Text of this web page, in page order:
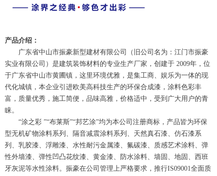
产品介绍：
广东省中山市振豪新型建材有限公司（旧公司名为：江门市振豪
实业有限公司）是建筑装饰材料的专业生产厂家，创建于 2009年，位
于广东省中山市黄圃镇，这里环境优雅，是集工商、娱乐为一体的现
代化城镇，本企业引进欧美高科技生产的环保合成漆，涂料色彩丰
富，质量优秀，施工简便，品味高雅，价格适中，受到广大用户的青
睐。
“涂之彩 ”“布莱斯”“邦艺涂”均为本公司注册商标，产品皆为环保
型无机矿物涂料系列、隔音减震涂料系列、天然真石漆、仿石漆系
列、乳胶漆、浮雕漆、水性耐污金属漆、氟碳漆、质感艺术涂料、弹
性外墙漆、弹性凹凸花纹漆、黄金漆、防水涂料、墙固、地固、西班
牙灰泥等水性涂料。振豪在公司管理上严格要求，推行IS09001全面质